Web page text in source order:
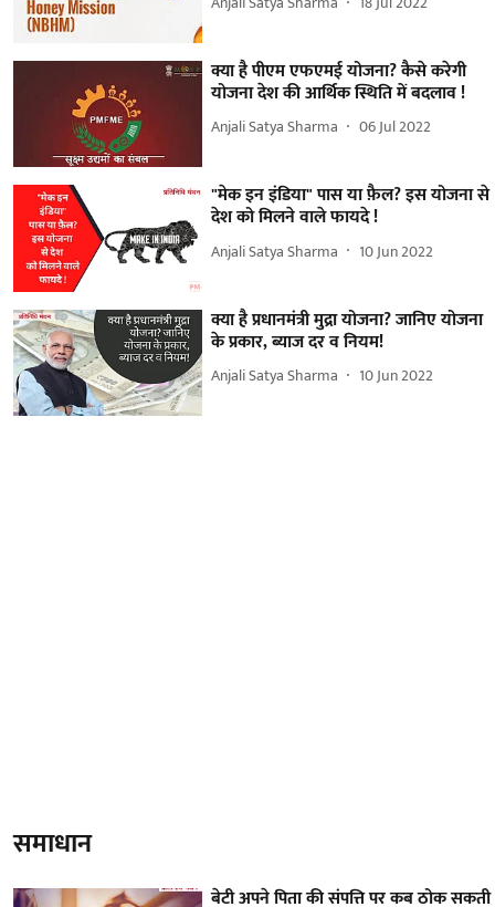
क्या है पीएम एफएमई योजना? कैसे करेगी
योजना देश की आर्थिक स्थिति में बदलाव !
Anjali Satya Sharma 06 Jul 2022
"मेक इन इंडिया" पास या फ़ैल? इस योजना से
देश को मिलने वाले फायदे !
Anjali Satya Sharma 10 Jun 2022
क्या है प्रधानमंत्री मुद्रा योजना? जानिए योजना
के प्रकार, ब्याज दर व नियम!
Anjali Satya Sharma 10 Jun 2022
समाधान
बेटी अपने पिता की संपत्ति पर कब ठोक सकती